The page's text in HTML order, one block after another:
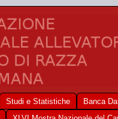
Studi e Statistiche
Banca